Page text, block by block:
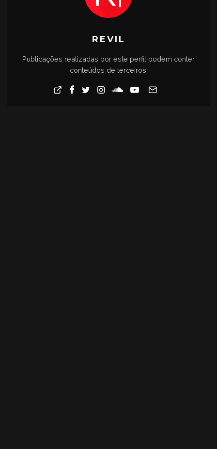
REVIL
Publicações realizadas por este perfil podem conter
conteúdos de terceiros.